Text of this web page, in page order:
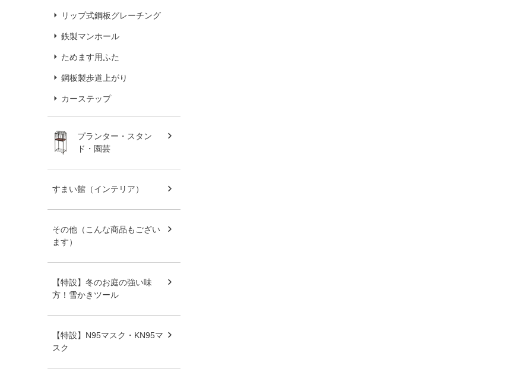
リップ式鋼板グレーチング
鉄製マンホール
ためます用ふた
鋼板製歩道上がり
カーステップ
プランター・スタン
ド・園芸
すまい館（インテリア）
その他（こんな商品もござい
ます）
【特設】冬のお庭の強い味
方！雪かきツール
【特設】N95マスク・KN95マ
スク